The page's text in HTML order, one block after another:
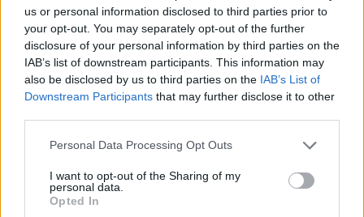
us or personal information disclosed to third parties prior to
your opt-out. You may separately opt-out of the further
disclosure of your personal information by third parties on the
IAB’s list of downstream participants. This information may
also be disclosed by us to third parties on the IAB’s List of
Downstream Participants that may further disclose it to other
Please note that this website/app uses one or more Google
not limited to your visit or usage behaviour. You may click to
grant or deny consent to Google and its third-party tags to
use your data for below specified purposes in below Google
Personal Data Processing Opt Outs
I want to opt-out of the Sharing of my
personal data.
Opted In
melegebb éghajlaton (pl. Afrika, Közép-Amerika és a
Közel-Kelet) élők esetében sem képes magától
alkalmazkodni az emelkedő éjszakai hőmérséklethez.
Címkék: #globális felmelegedés #alvászavar
#kutatás
#légkondi